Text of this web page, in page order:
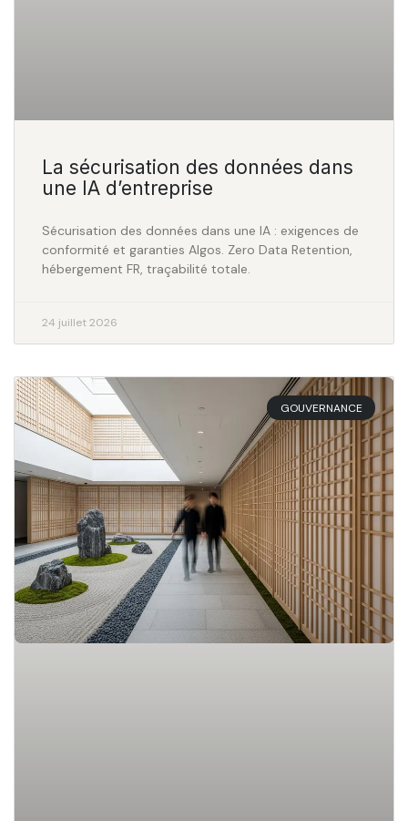
La sécurisation des données dans
une IA d’entreprise
Sécurisation des données dans une IA : exigences de
conformité et garanties Algos. Zero Data Retention,
hébergement FR, traçabilité totale.
24 juillet 2026
GOUVERNANCE